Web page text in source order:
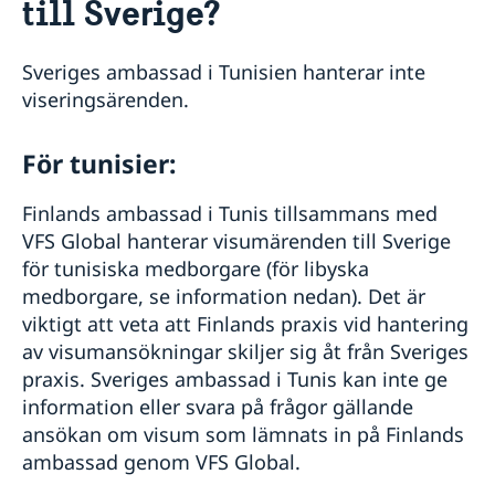
Vi är en resurs för svenska företag
Team Sweden
Så kan du få stöd
Svenska företag i Tunisien
till Sverige?
Sveriges ambassad i Tunisien hanterar inte
viseringsärenden.
För tunisier:
Finlands ambassad i Tunis tillsammans med
VFS Global hanterar visumärenden till Sverige
för tunisiska medborgare (för libyska
medborgare, se information nedan). Det är
viktigt att veta att Finlands praxis vid hantering
av visumansökningar skiljer sig åt från Sveriges
praxis. Sveriges ambassad i Tunis kan inte ge
information eller svara på frågor gällande
ansökan om visum som lämnats in på Finlands
ambassad genom VFS Global.